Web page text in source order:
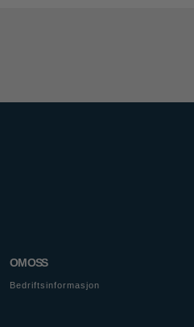
OM OSS
Bedriftsinformasjon